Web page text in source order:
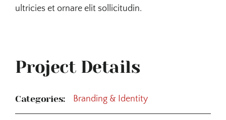
ultricies et ornare elit sollicitudin.
Project Details
Categories: Branding & Identity